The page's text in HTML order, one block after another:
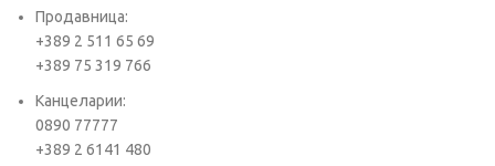
Продавница:
+389 2 511 65 69
+389 75 319 766
Канцеларии:
0890 77777
+389 2 6141 480